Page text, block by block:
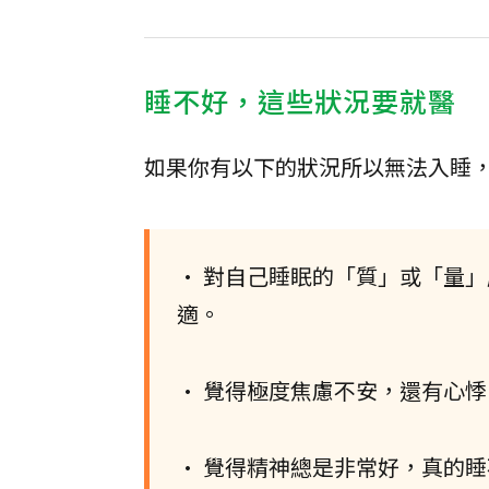
睡不好，這些狀況要就醫
如果你有以下的狀況所以無法入睡
• 對自己睡眠的「質」或「量
適。
• 覺得極度焦慮不安，還有心
• 覺得精神總是非常好，真的